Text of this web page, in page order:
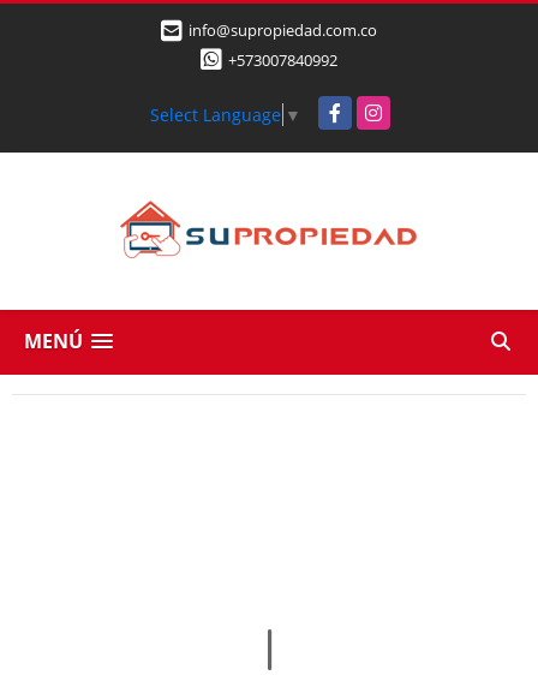
info@supropiedad.com.co
+573007840992
Select Language ▼ FacebookInstagram
MENÚ